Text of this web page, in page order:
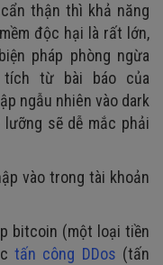
thận thì khả năng
độc hại là rất lớn,
pháp phòng ngừa
từ bài báo của
ngẫu nhiên vào dark
sẽ dễ mắc phải
vào trong tài khoản
bitcoin (một loại tiền
tấn công DDos (tấn